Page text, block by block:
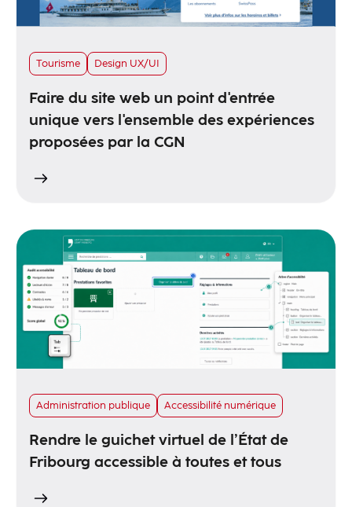
Tourisme Design UX/UI
Faire du site web un point d'entrée
unique vers l'ensemble des expériences
proposées par la CGN
Administration publique Accessibilité numérique
Rendre le guichet virtuel de l’État de
Fribourg accessible à toutes et tous